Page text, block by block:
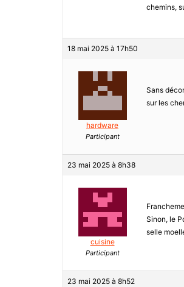
chemins,
18 mai 2025 à 17h50
hardware
Participant
Sans
sur les
23 mai 2025 à 8h38
cuisine
Participant
Sinon, le
selle
23 mai 2025 à 8h52